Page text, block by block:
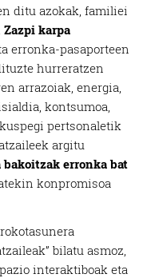
ditu azokak, familiei
Zazpi karpa
erronka-pasaporteen
hurreratzen
arrazoiak, energia,
kontsumoa,
pertsonaletik
argitu
bakoitzak erronka bat
konpromisoa
bilatu asmoz,
interaktiboak eta